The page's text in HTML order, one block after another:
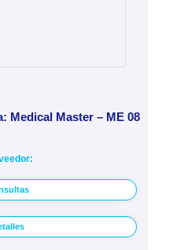
Medical Master – ME 08